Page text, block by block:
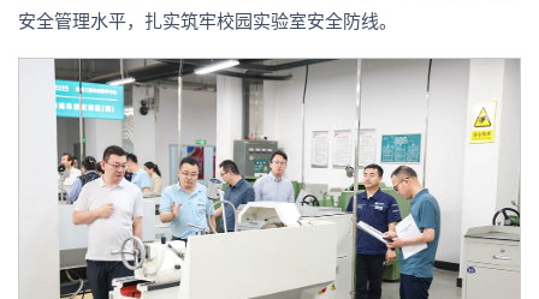
安全管理水平，扎实筑牢校园实验室安全防线。